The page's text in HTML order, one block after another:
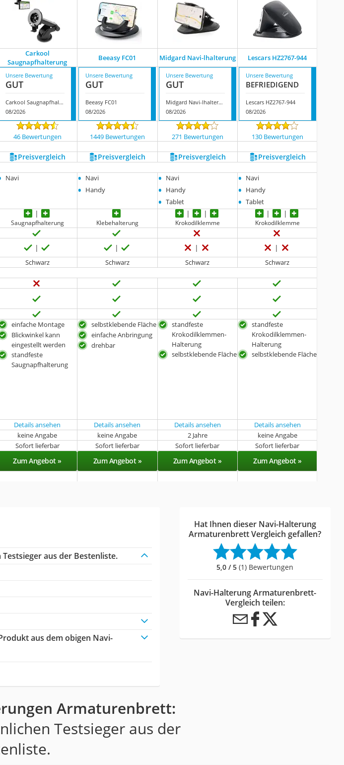
Carkool
Saugnapfhalterung
Beeasy FC01 Midgard Navi-lhalterung Lescars HZ2767-944
Unsere Bewertung
GUT
Carkool Saugnapfhalterung
08/2026
Unsere Bewertung
GUT
Beeasy FC01
08/2026
Unsere Bewertung
GUT
Midgard Navi-lhalterung
08/2026
Unsere Bewertung
BEFRIE­DI­GEND
Lescars HZ2767-944
08/2026
46 Bewertungen 1449 Bewertungen 271 Bewertungen
130 Bewertungen
Preis­vergleich Preis­vergleich Preis­vergleich Preis­vergleich
Navi • Navi
• Handy
• Navi
• Handy
• Tablet
• Navi
• Handy
• Tablet
Saugnapfhalterung Klebehalterung Krokodilklemme Krokodilklemme
Schwarz Schwarz Schwarz
Schwarz
einfache Montage
Blickwinkel kann
eingestellt werden
standfeste
Saugnapfhalterung
selbstklebende Fläche
einfache Anbringung
drehbar
standfeste
Krokodilklemmen-
Halterung
selbstklebende Fläche
standfeste
Krokodilklemmen-
Halterung
selbstklebende Fläche
Details ansehen Details ansehen Details ansehen
Details ansehen
keine Angabe keine Angabe 2 Jahre
keine Angabe
Sofort lieferbar Sofort lieferbar Sofort lieferbar
Sofort lieferbar
Zum Angebot » Zum Angebot » Zum Angebot » Zum Angebot »
aus der Bestenliste.
aus dem obigen Navi-
Hat Ihnen dieser Navi-Halterung
Armaturenbrett Vergleich gefallen?
5,0 / 5 (1) Bewertungen
Navi-Halterung Armaturenbrett-
Vergleich teilen:
Armaturenbrett:
Testsieger aus der